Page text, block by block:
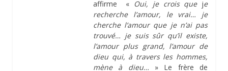
affirme « Oui, je crois queje
recherche l’amour, le vrai… je
cherche l’amour que je n’ai pas
trouvé… je suis sûr qu’il existe,
l’amour plus grand, l’amour de
dieu qui, à travers les hommes,
mène à dieu… » Le frère de